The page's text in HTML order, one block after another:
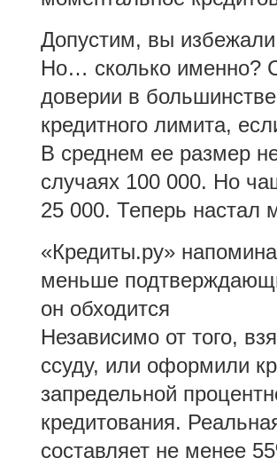
Допустим, вы избежали
Но… сколько именно?
доверии в
кредитного лимита,
В среднем ее размер
случаях 100 000. Но
25 000. Теперь настал
«Кредиты.ру»
меньше
он обходится
Независимо от того,
ссуду, или оформили
запредельной
кредитования.
составляет не менее